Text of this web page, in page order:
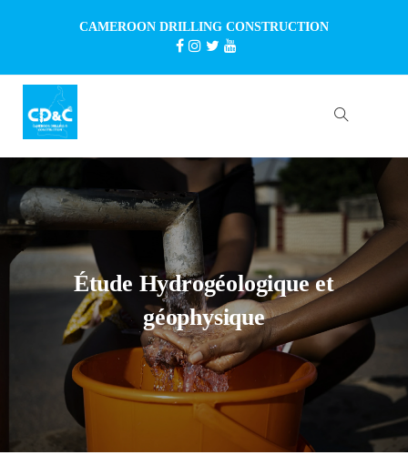
CAMEROON DRILLING CONSTRUCTION
Étude Hydrogéologique et
géophysique